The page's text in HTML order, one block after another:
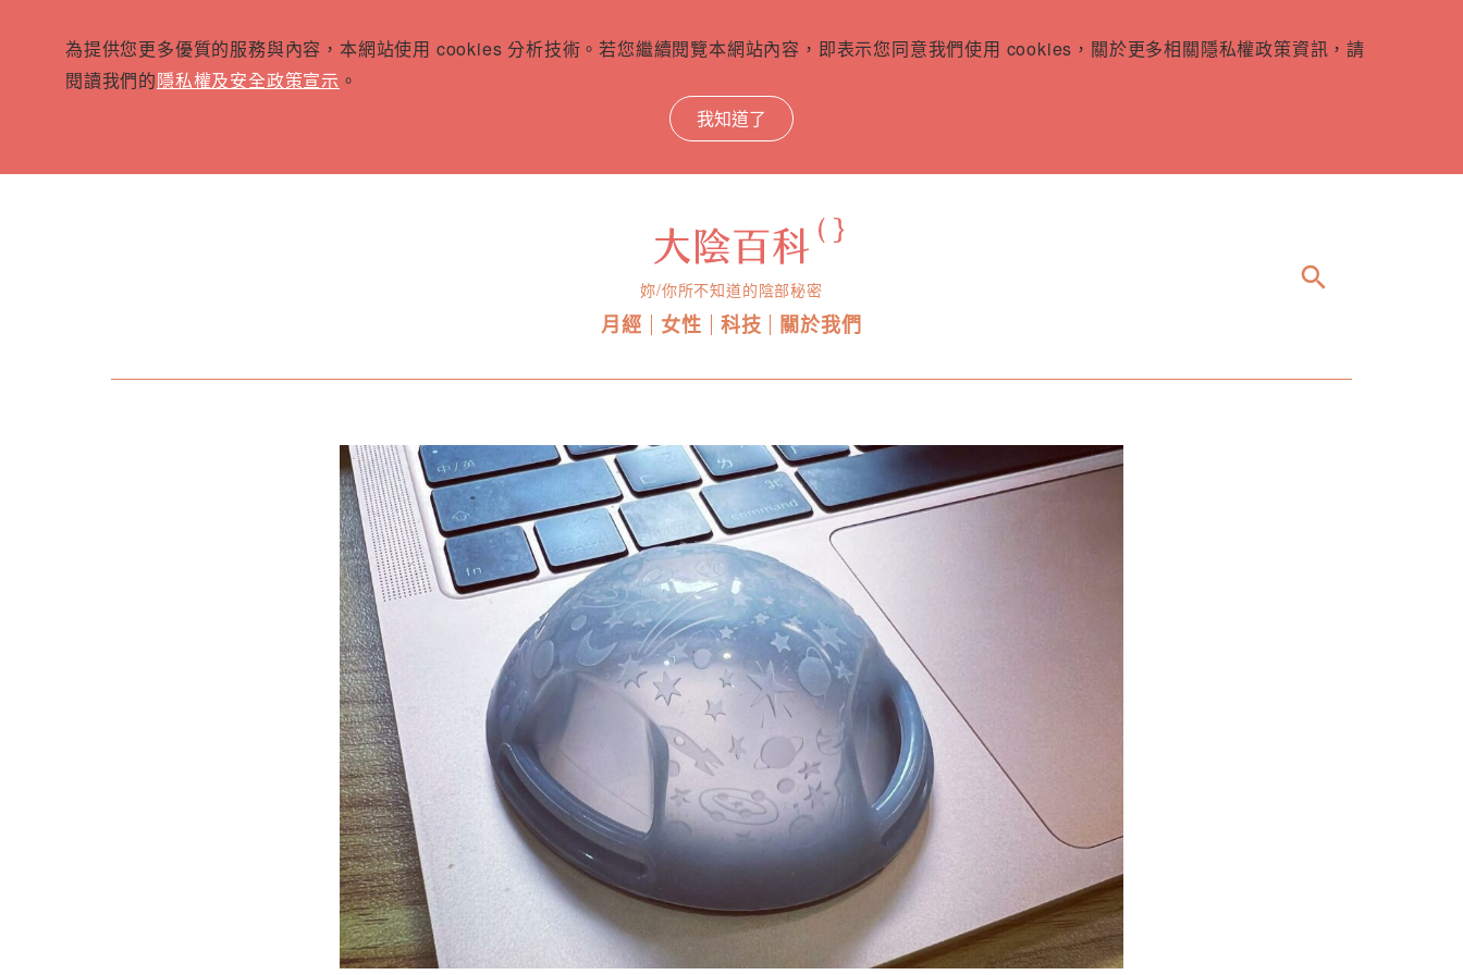
為提供您更多優質的服務與內容，本網站使用 cookies 分析技術。若您繼續閱覽本網站內容，即表示您同意我們使用 cookies，關於更多相關隱私權政策資訊，請
閱讀我們的隱私權及安全政策宣示 。
我知道了
妳/你所不知道的陰部秘密
月經 女性 科技 關於我們
search